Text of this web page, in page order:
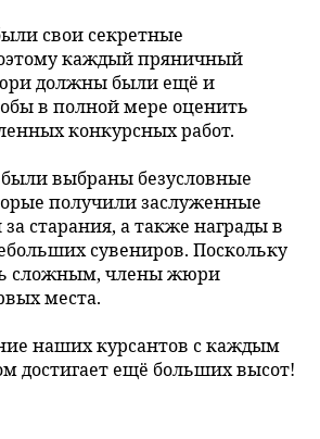
свои секретные
каждый пряничный
должны были ещё и
в полной мере оценить
конкурсных работ.
выбраны безусловные
получили заслуженные
старания, а также награды в
сувениров. Поскольку
сложным, члены жюри
места.
наших курсантов с каждым
достигает ещё больших высот!